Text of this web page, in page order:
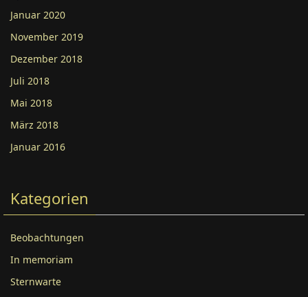
Januar 2020
November 2019
Dezember 2018
Juli 2018
Mai 2018
März 2018
Januar 2016
Kategorien
Beobachtungen
In memoriam
Sternwarte